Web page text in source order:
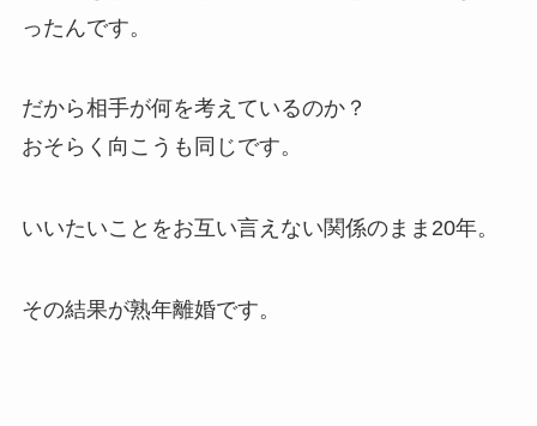
ったんです。
だから相手が何を考えているのか？
おそらく向こうも同じです。
いいたいことをお互い言えない関係のまま20年。
その結果が熟年離婚です。